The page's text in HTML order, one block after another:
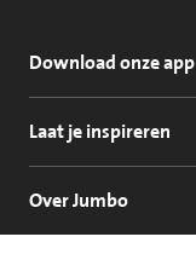
Download onze app
Laat je inspireren
Over Jumbo